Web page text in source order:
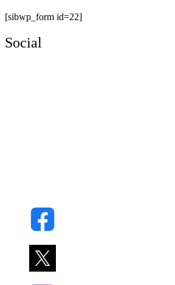
[sibwp_form id=22]
Social